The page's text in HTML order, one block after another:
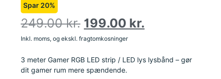
Spar 20%
249.00kr. 199.00 kr.
Inkl. moms, og ekskl. fragtomkosninger
3 meter Gamer RGB LED strip / LED lys lysbånd – gør
dit gamer rum mere spændende.